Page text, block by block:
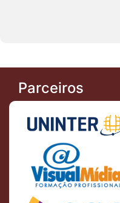
Parceiros